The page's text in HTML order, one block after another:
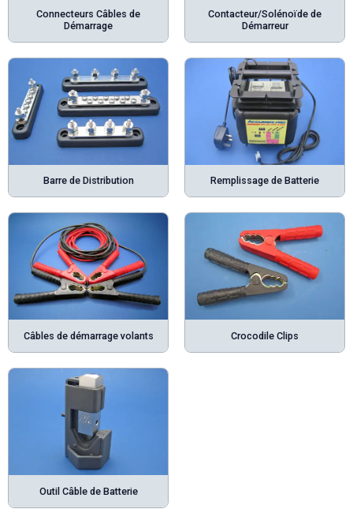
Connecteurs Câbles de
Démarrage
Contacteur/Solénoïde de
Démarreur
Barre de Distribution Remplissage de Batterie
Câbles de démarrage volants Crocodile Clips
Outil Câble de Batterie